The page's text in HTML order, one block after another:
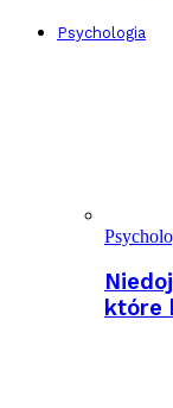
Psychologia
które